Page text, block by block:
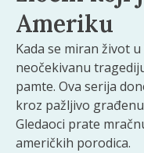
Ameriku
Kada se miran život
neočekivanu
pamte. Ova serija
kroz pažljivo
Gledaoci prate
američkih porodica.